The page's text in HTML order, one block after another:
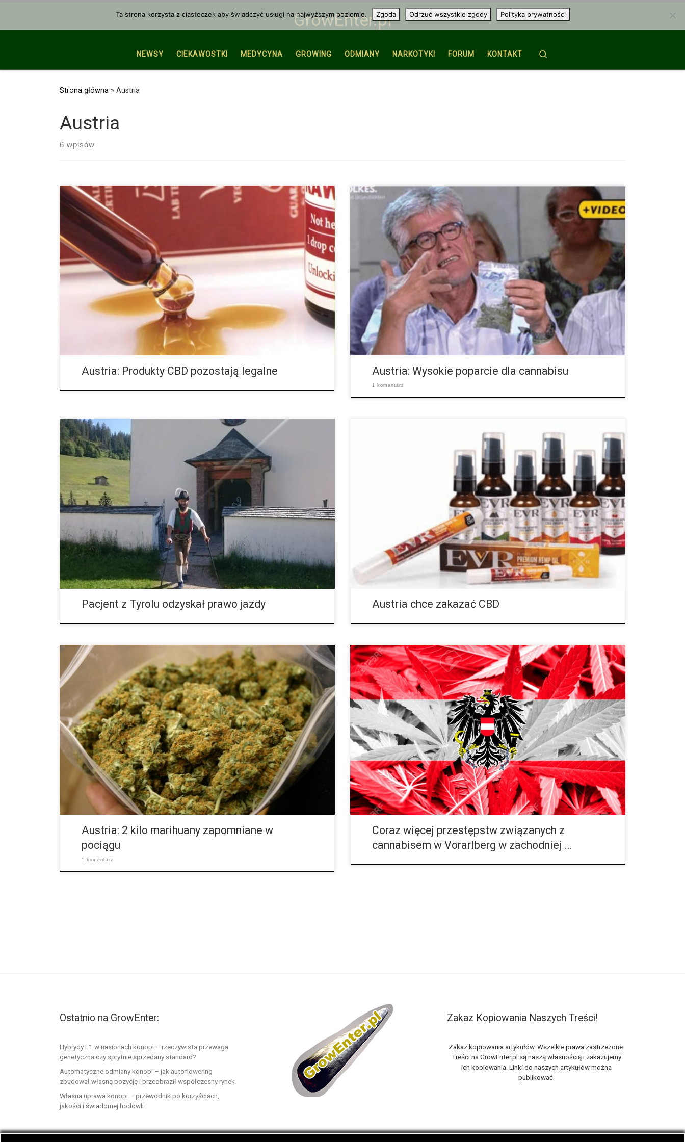
GrowEnter.pl
NEWSY CIEKAWOSTKI MEDYCYNA GROWING ODMIANY NARKOTYKI FORUM KONTAKT
Strona główna » Austria
Austria
6 wpisów
Po tym, jak w Austrii opublikowano nowy projekt ustawy antynarkotykowej (SVO),
przez który omal nie zakazano by wszystkich produktów z CBD doszło do protestów
ze strony instytutu konopnego, dzięki którym […]
Austria: Produkty CBD pozostają legalne
Polityka cannabisowa w Austrii to porażka! Zdaniem przewodniczącego Instytutu
Konopnego, Toniego Straka, austriacka polityka cannabisowa to jedna wielka
porażka, ponieważ chorzy ludzie nadal muszą liczyć się z karą pozbawienia wolności
[…]
Austria: Wysokie poparcie dla cannabisu
1 komentarz
Całej tej sytuacji winny było anonimowy donos na Tyrolczyka Andyego Klinglera, a
stracił on swoje prawo jazdy. Władze pozbawiły go prawa do prowadzenia pojazdów,
ponieważ jako pacjent jechał on samochodem […]
Pacjent z Tyrolu odzyskał prawo jazdy
Austriacki rząd przedstawił pod koniec maja rozporządzenie na temat środków
narkotykowych, według którego produkcja oraz przetwarzanie pąków konopi
przemysłowej, a co za tym idzie, również różnych produktów z CBD miały […]
Austria chce zakazać CBD
Każdy z nas zapomniał już gdzieś swoją czapkę, portfel, torebkę czy klucze. Ale to,
co przytrafiło się pewnemu trzydziestolatkowi z Austrii (nawet, jeśli się tego bardzo
wypiera), wydaje nam się […]
Austria: 2 kilo marihuany zapomniane w
pociągu
1 komentarz
Vorarlberg w zachodniej części Austrii to bardzo znany i lubiany rejon narciarski, który
oferuje turystom nie tylko dużo zabawy na stokach ale i sielskiego krajobrazu. Ta
granicząca z Lichtensteinem, Niemcami […]
Coraz więcej przestępstw związanych z
cannabisem w Vorarlberg w zachodniej …
Ostatnio na GrowEnter:
Hybrydy F1 w nasionach konopi – rzeczywista przewaga
genetyczna czy sprytnie sprzedany standard?
Automatyczne odmiany konopi – jak autoflowering
zbudował własną pozycję i przeobraził współczesny rynek
Własna uprawa konopi – przewodnik po korzyściach,
jakości i świadomej hodowli
Zakaz Kopiowania Naszych Treści!
Zakaz kopiowania artykułów. Wszelkie prawa zastrzeżone.
Treści na GrowEnter.pl są naszą własnością i zakazujemy
ich kopiowania. Linki do naszych artykułów można
publikować.
Ta strona korzysta z ciasteczek aby świadczyć usługi na najwyższym poziomie. Zgoda Odrzuć wszystkie zgody Polityka prywatności